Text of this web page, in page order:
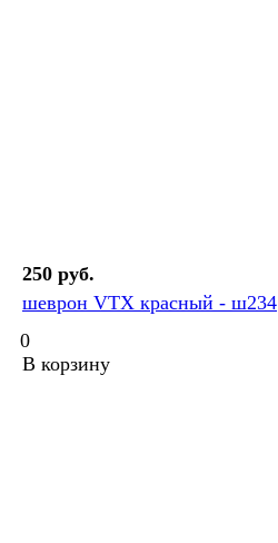
250 руб.
шеврон VTX красный - ш234
0
В корзину